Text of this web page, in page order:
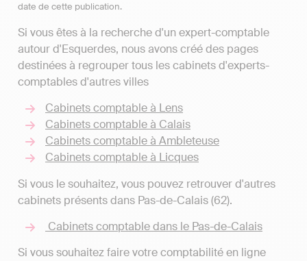
date de cette publication.
Si vous êtes à la recherche d'un expert-comptable
autour d'Esquerdes, nous avons créé des pages
destinées à regrouper tous les cabinets d'experts-
comptables d'autres villes
Cabinets comptable à Lens
Cabinets comptable à Calais
Cabinets comptable à Ambleteuse
Cabinets comptable à Licques
Si vous le souhaitez, vous pouvez retrouver d'autres
cabinets présents dans Pas-de-Calais (62).
Cabinets comptable dans le Pas-de-Calais
Si vous souhaitez faire votre comptabilité en ligne